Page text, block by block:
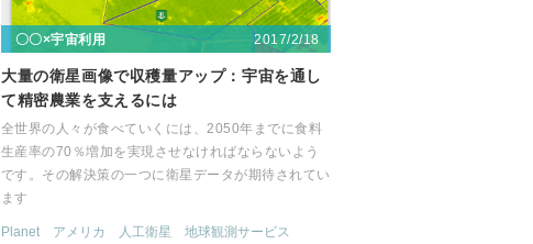
〇〇×宇宙利用 2017/2/18
大量の衛星画像で収穫量アップ：宇宙を通し
て精密農業を支えるには
全世界の人々が食べていくには、2050年までに食料
生産率の70％増加を実現させなければならないよう
です。その解決策の一つに衛星データが期待されてい
ます
Planet アメリカ 人工衛星
地球観測サービス